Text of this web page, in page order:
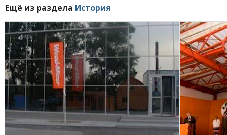
Ещё из раздела История